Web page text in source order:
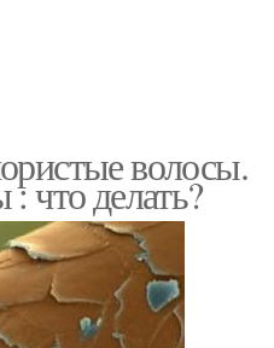
волосы.
что делать?